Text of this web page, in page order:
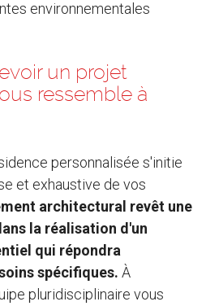
environnementales
un projet
ressemble à
personnalisée s'initie
et exhaustive de vos
architectural revêt une
la réalisation d'un
qui répondra
spécifiques. À
pluridisciplinaire vous